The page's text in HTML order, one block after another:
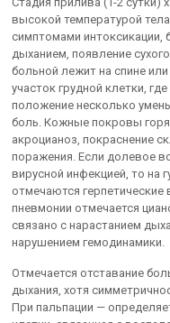
высокой температурой
симпто­мами интоксикации,
дыханием, появление
больной лежит на спине
участок грудной клетки,
положение несколько
боль. Кожные покровы
акроцианоз, покраснение
поражения. Если долевое
вирусной инфекцией, то на
отмечаются
пневмонии отмечается
связано с нарастанием
нарушением гемодинамики.
Отмечается отставание
дыхания, хотя
При пальпации —